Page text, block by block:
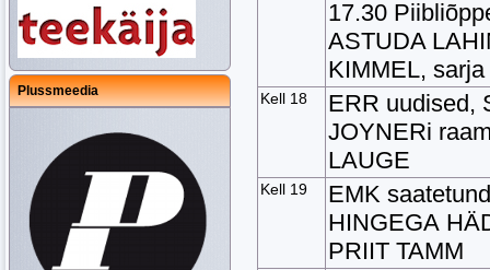
Plussmeedia
17.30
ASTUDA
KIMMEL,
Kell 18
ERR uudised,
JOYNERi
LAUGE
Kell 19
EMK
HINGEGA
PRIIT TAMM